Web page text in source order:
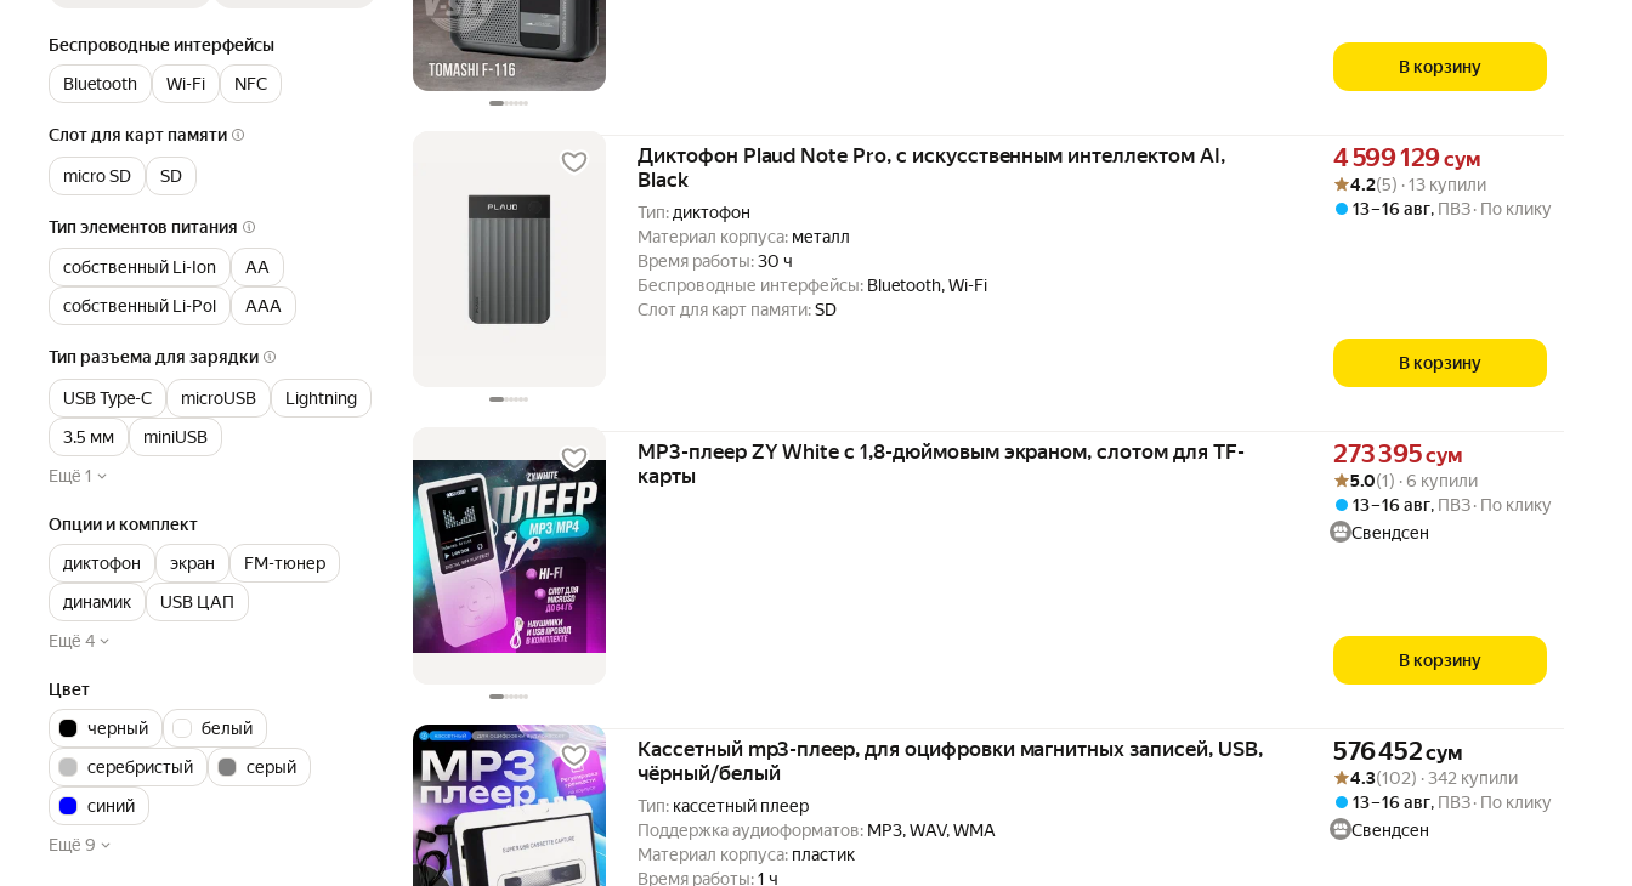
Беспроводные интерфейсы
Bluetooth
Wi-Fi NFC
Слот для карт памяти
micro SD SD
Тип элементов питания
собственный Li-Ion
AA
собственный Li-Pol
AAA
Тип разъема для зарядки
USB Type-C microUSB
Lightning
3.5 мм
miniUSB
Ещё 1
Опции и комплект
диктофон
экран
FM-тюнер
динамик
USB ЦАП
Ещё 4
Цвет
черный
белый
серебристый
серый
синий
Ещё 9
В корзину
Диктофон Plaud Note Pro, с искусственным интеллектом AI,
Black
Тип: диктофон
Материал корпуса: металл
Время работы:30 ч
Беспроводные интерфейсы: Bluetooth, Wi-Fi
Слот для карт памяти:SD
Цена 4599129 сум вместо
4 599 129сум
Рейтинг товара: 4.2 из 5
Оценок: (5) · 13 купили
4.2(5) · 13 купили
13 – 16 авг, ПВЗ По клику
В корзину
MP3-плеер ZY White c 1,8-дюймовым экраном, слотом для TF-
карты
Цена 273395 сум вместо
273 395сум
Рейтинг товара: 5.0 из 5
Оценок: (1) · 6 купили
5.0(1) · 6 купили
13 – 16 авг, ПВЗ По клику
Свендсен
В корзину
Кассетный mp3-плеер, для оцифровки магнитных записей, USB,
чёрный/белый
Тип: кассетный плеер
Поддержка аудиоформатов: MP3, WAV, WMA
Материал корпуса: пластик
Время работы:1 ч
Цена 576452 сум вместо
576 452сум
Рейтинг товара: 4.3 из 5
Оценок: (102) · 342 купили
4.3(102) · 342 купили
13 – 16 авг, ПВЗ По клику
Свендсен